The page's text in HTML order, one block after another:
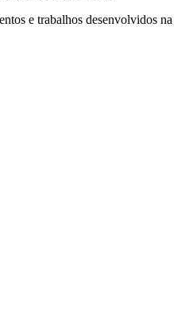
e trabalhos desenvolvidos na